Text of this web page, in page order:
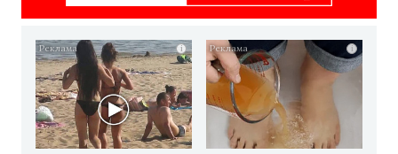
i i